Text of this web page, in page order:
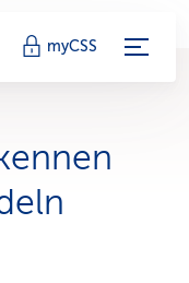
myCSS